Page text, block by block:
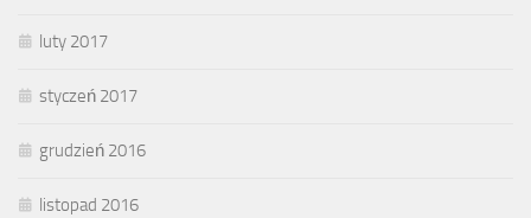
luty 2017
styczeń 2017
grudzień 2016
listopad 2016